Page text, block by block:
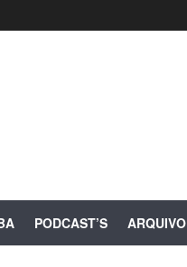
PODCAST’S ARQUIVO